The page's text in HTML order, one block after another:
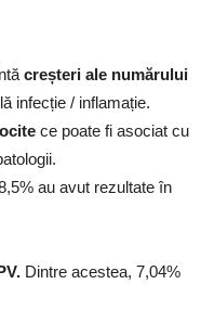
creșteri ale numărului
infecție / inflamație.
ce poate fi asociat cu
au avut rezultate în
Dintre acestea, 7,04%